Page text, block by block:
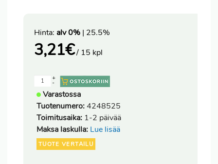
Hinta: alv 0% | 25.5%
3,21€/ 15 kpl
-
+
Varastossa
Tuotenumero:4248525
Toimitusaika: 1-2 päivää
Maksa laskulla: Lue lisää
TUOTE VERTAILU